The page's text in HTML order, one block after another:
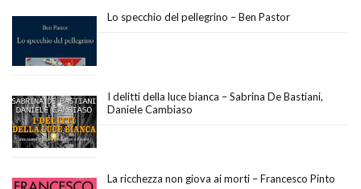
Lo specchio del pellegrino – Ben Pastor
I delitti della luce bianca – Sabrina De Bastiani,
Daniele Cambiaso
La ricchezza non giova ai morti – Francesco Pinto